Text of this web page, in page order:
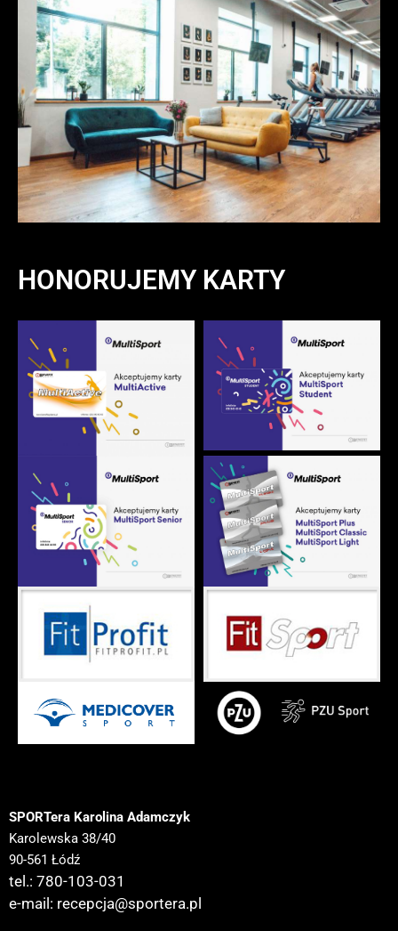
HONORUJEMY KARTY
SPORTera Karolina Adamczyk
Karolewska 38/40
90-561 Łódź
tel.: 780-103-031
e-mail: recepcja@sportera.pl